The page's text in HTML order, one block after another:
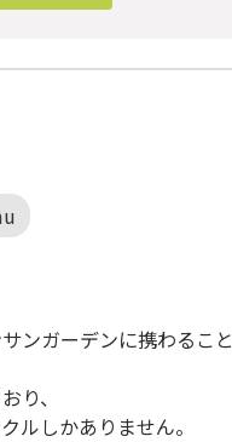
ンガーデンに携わること
り、
ルしかありません。